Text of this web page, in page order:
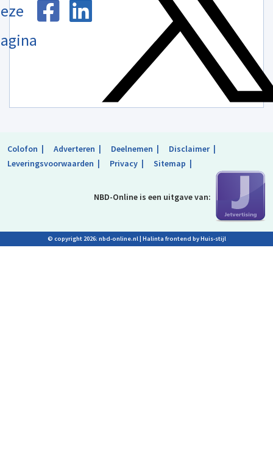
Colofon Adverteren Deelnemen
Disclaimer
Leveringsvoorwaarden
Privacy Sitemap
NBD-Online is een uitgave van:
© copyright 2026: nbd-online.nl | Halinta frontend by Huis-stijl